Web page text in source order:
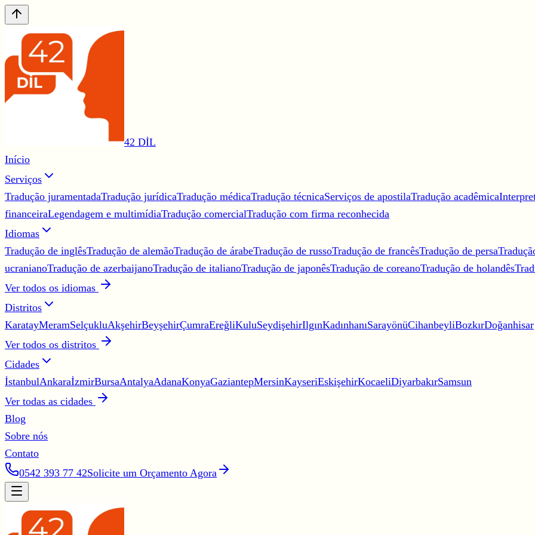
42 DİL
Início
Serviços
Tradução juramentadaTradução jurídicaTradução médicaTradução técnicaServiços de apostilaTradução acadêmica
financeiraLegendagem e multimídiaTradução comercialTradução com firma reconhecida
Idiomas
Tradução de inglêsTradução de alemãoTradução de árabeTradução de russoTradução de francêsTradução de persa
ucranianoTradução de azerbaijanoTradução de italianoTradução de japonêsTradução de coreanoTradução de holandês
Ver todos os idiomas
Distritos
KaratayMeramSelçukluAkşehirBeyşehirÇumraEreğliKuluSeydişehirIlgınKadınhanıSarayönüCihanbeyliBozkırDoğanhisar
Ver todos os distritos
Cidades
İstanbulAnkaraİzmirBursaAntalyaAdanaKonyaGaziantepMersinKayseriEskişehirKocaeliDiyarbakırSamsun
Ver todas as cidades
Blog
Sobre nós
Contato
0542 393 77 42Solicite um Orçamento Agora